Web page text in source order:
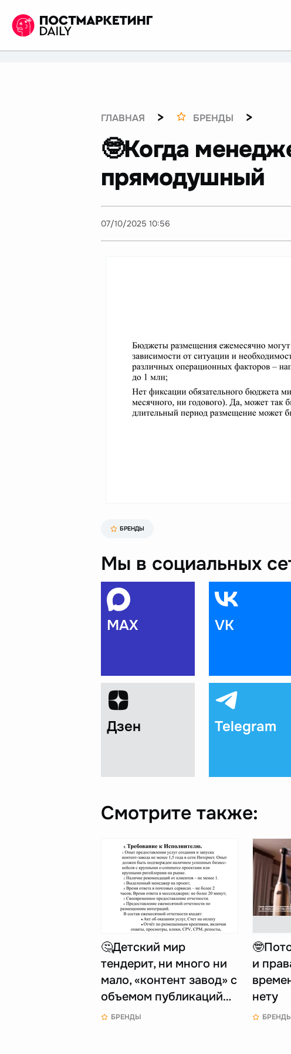
ГЛАВНАЯ > БРЕНДЫ >
🤓Когда
прямодушный
07/10/2025 10:56
БРЕНДЫ
Мы в социальных
MAX VK
Дзен Telegram
Смотрите также:
🤔Детский мир
тендерит, ни много ни
мало, «контент завод» с
объемом публикаций…
БРЕНДЫ
и
нету